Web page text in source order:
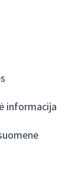
informacija